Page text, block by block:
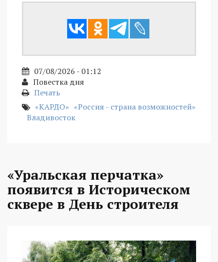
07/08/2026 - 01:12
Повестка дня
Печать
«КАРДО» «Россия - страна возможностей»
Владивосток
«Уральская перчатка»
появится в Историческом
сквере в День строителя